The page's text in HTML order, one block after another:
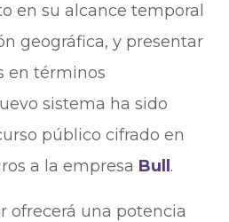
en su alcance temporal
geográfica, y presentar
en términos
sistema ha sido
público cifrado en
a la empresa Bull .
ofrecerá una potencia